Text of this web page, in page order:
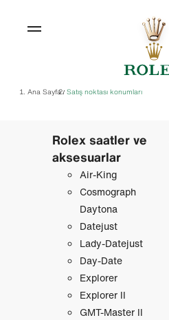
Ana Sayfa/ Satış noktası konumları
Rolex saatler ve
aksesuarlar
Air-King
Cosmograph
Daytona
Datejust
Lady-Datejust
Day-Date
Explorer
Explorer II
GMT-Master II